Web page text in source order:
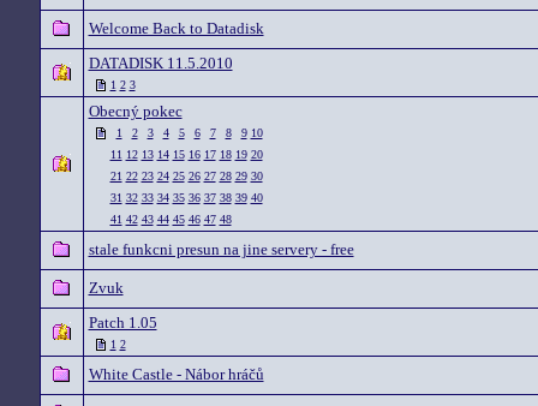
Welcome Back to Datadisk
DATADISK 11.5.2010
1 2 3
Obecný pokec
1 2 3 4 5 6 7 8 9 10
11 12 13 14 15 16 17 18 19 20
21 22 23 24 25 26 27 28 29 30
31 32 33 34 35 36 37 38 39 40
41 42 43 44 45 46 47 48
stale funkcni presun na jine servery - free
Zvuk
Patch 1.05
1 2
White Castle - Nábor hráčů